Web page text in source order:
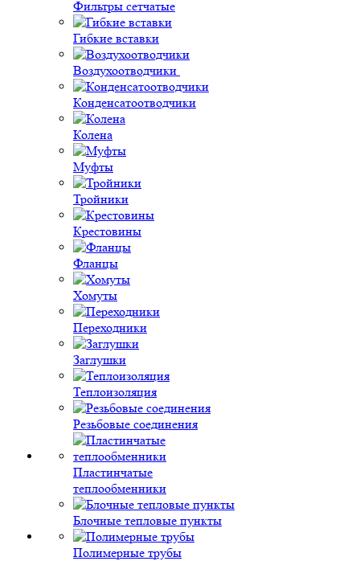
Фильтры сетчатые
Гибкие вставки
Воздухоотводчики
Конденсатоотводчики
Колена
Муфты
Тройники
Крестовины
Фланцы
Хомуты
Переходники
Заглушки
Теплоизоляция
Резьбовые соединения
Пластинчатые
теплообменники
Блочные тепловые пункты
Полимерные трубы